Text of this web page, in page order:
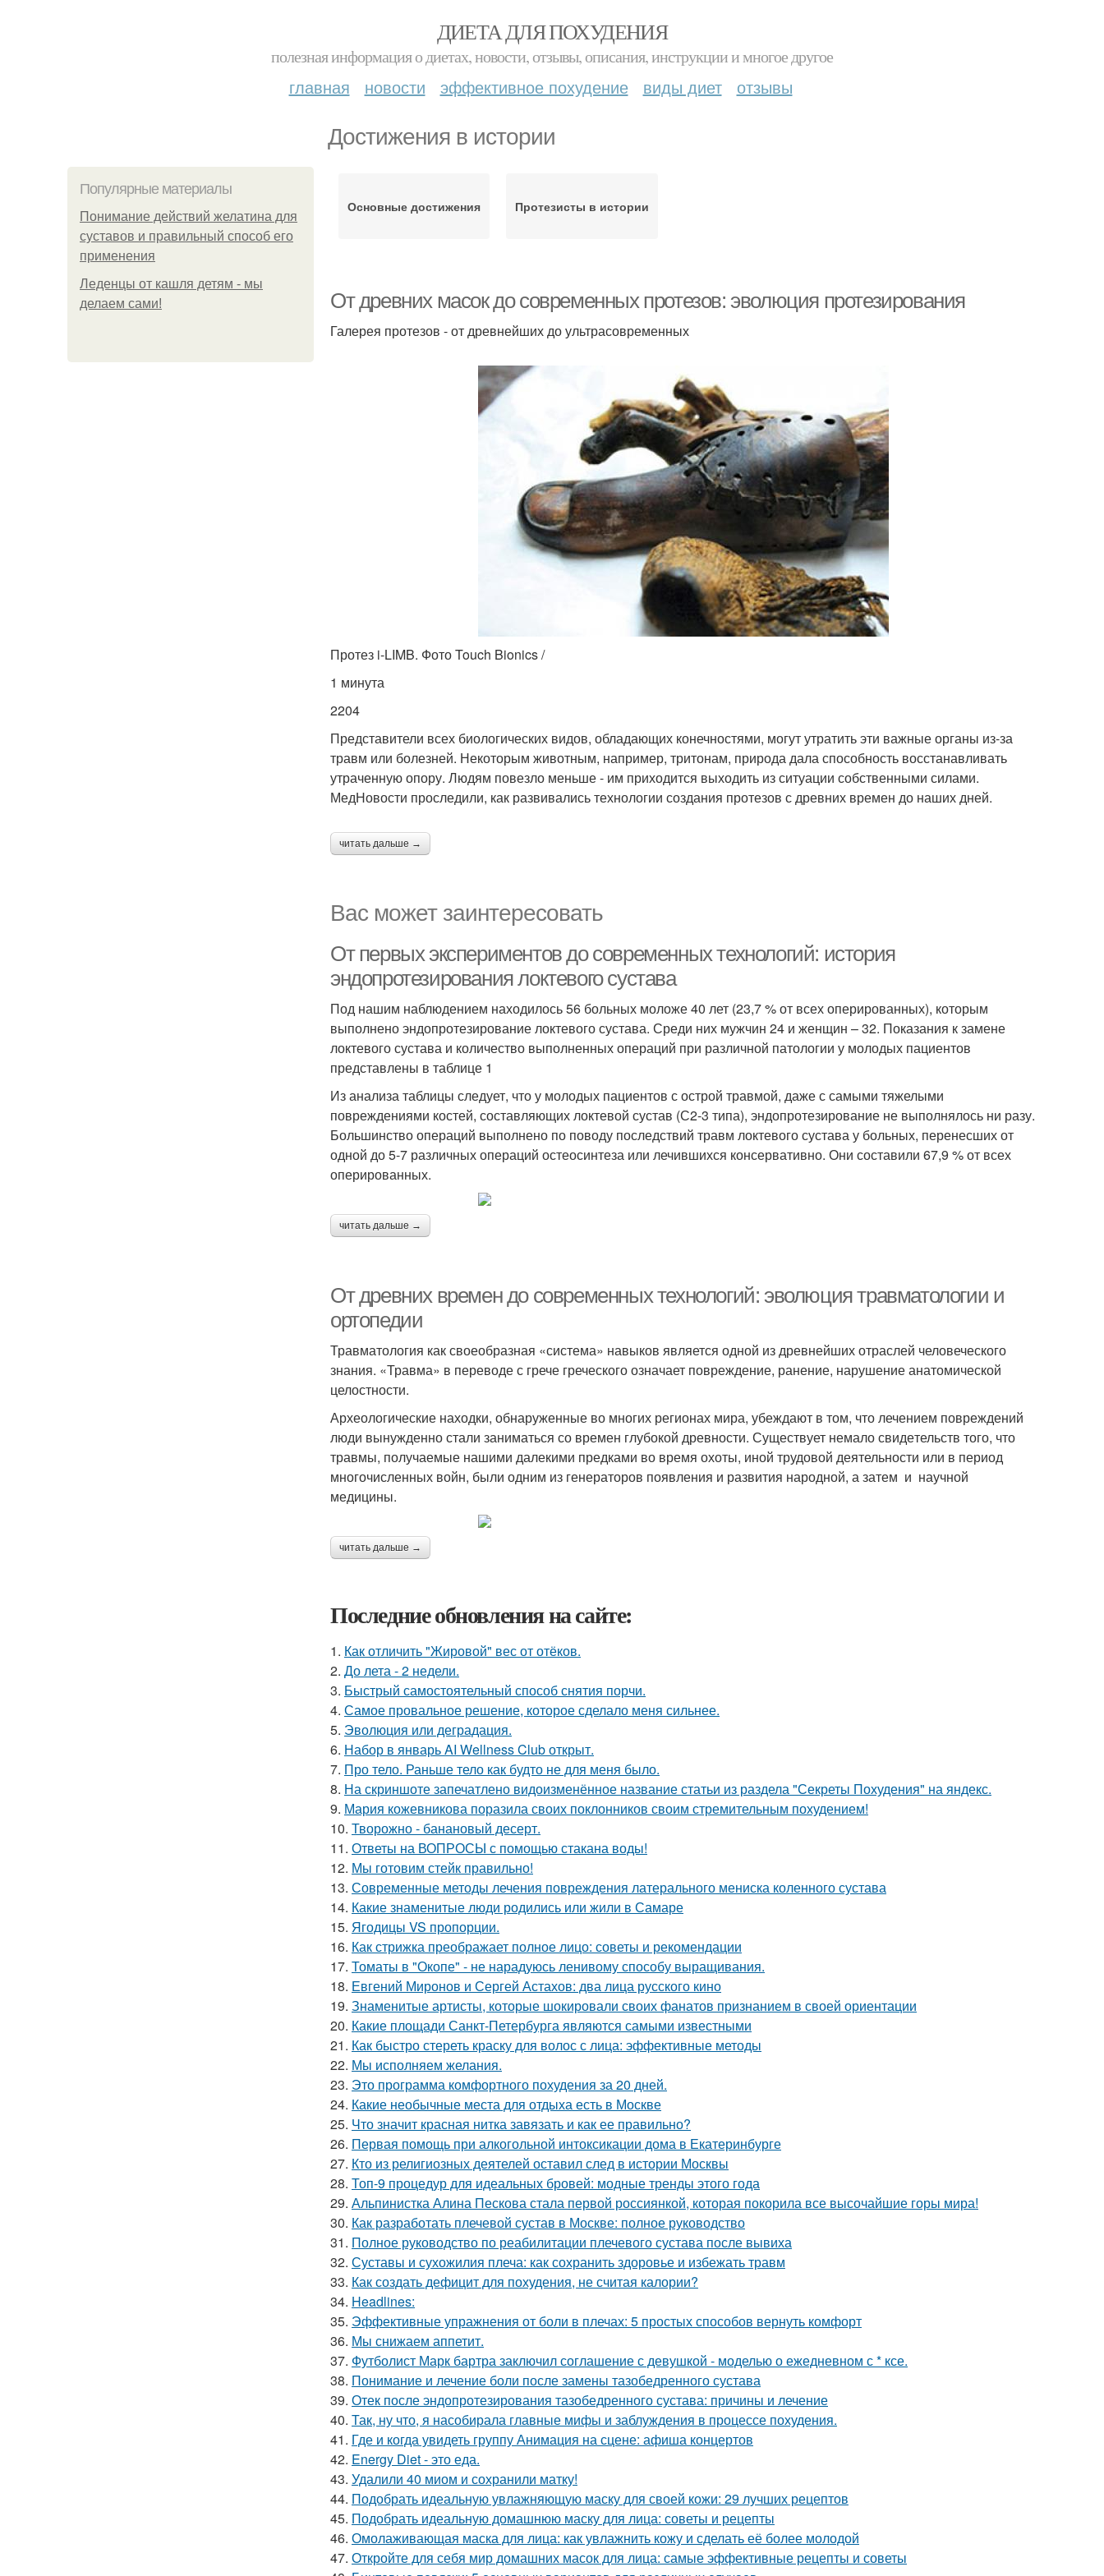
ДИЕТА ДЛЯ ПОХУДЕНИЯ
полезная информация о диетах, новости, отзывы, описания, инструкции и многое другое
главная новости эффективное похудение виды диет отзывы
Достижения в истории
Популярные материалы
Понимание действий желатина для
суставов и правильный способ его
применения
Леденцы от кашля детям - мы
делаем сами!
Основные достижения Протезисты в истории
От древних масок до современных протезов: эволюция протезирования
Галерея протезов - от древнейших до ультрасовременных
Протез i-LIMB. Фото Touch Bionics /
1 минута
2204
Представители всех биологических видов, обладающих конечностями, могут утратить эти важные органы из-за
травм или болезней. Некоторым животным, например, тритонам, природа дала способность восстанавливать
утраченную опору. Людям повезло меньше - им приходится выходить из ситуации собственными силами.
МедНовости проследили, как развивались технологии создания протезов с древних времен до наших дней.
читать дальше →
Вас может заинтересовать
От первых экспериментов до современных технологий: история
эндопротезирования локтевого сустава
Под нашим наблюдением находилось 56 больных моложе 40 лет (23,7 % от всех оперированных), которым
выполнено эндопротезирование локтевого сустава. Среди них мужчин 24 и женщин – 32. Показания к замене
локтевого сустава и количество выполненных операций при различной патологии у молодых пациентов
представлены в таблице 1
Из анализа таблицы следует, что у молодых пациентов с острой травмой, даже с самыми тяжелыми
повреждениями костей, составляющих локтевой сустав (С2-3 типа), эндопротезирование не выполнялось ни разу.
Большинство операций выполнено по поводу последствий травм локтевого сустава у больных, перенесших от
одной до 5-7 различных операций остеосинтеза или лечившихся консервативно. Они составили 67,9 % от всех
оперированных.
читать дальше →
От древних времен до современных технологий: эволюция травматологии и
ортопедии
Травматология как своеобразная «система» навыков является одной из древнейших отраслей человеческого
знания. «Травма» в переводе с грече грече­ского означает повреждение, ранение, нарушение анатомической
целостно­сти.
Археологические находки, обнаруженные во многих регионах мира, убеждают в том, что лечением повреждений
люди вынужденно стали заниматься со времен глубокой древности. Существует немало свиде­тельств того, что
травмы, получаемые нашими далекими предками во время охоты, иной трудовой деятельности или в период
многочислен­ных войн, были одним из генераторов появления и развития народной, а затем и научной
медицины.
читать дальше →
Последние обновления на сайте:
1. Как отличить "Жировой" вес от отёков.
2. До лета - 2 недели.
3. Быстрый самостоятельный способ снятия порчи.
4. Самое провальное решение, которое сделало меня сильнее.
5. Эволюция или деградация.
6. Набор в январь AI Wellness Club открыт.
7. Про тело. Раньше тело как будто не для меня было.
8. На скриншоте запечатлено видоизменённое название статьи из раздела "Секреты Похудения" на яндекс.
9. Мария кожевникова поразила своих поклонников своим стремительным похудением!
10. Творожно - банановый десерт.
11. Ответы на ВОПРОСЫ с помощью стакана воды!
12. Мы готовим стейк правильно!
13. Современные методы лечения повреждения латерального мениска коленного сустава
14. Какие знаменитые люди родились или жили в Самаре
15. Ягодицы VS пропорции.
16. Как стрижка преображает полное лицо: советы и рекомендации
17. Томаты в "Окопе" - не нарадуюсь ленивому способу выращивания.
18. Евгений Миронов и Сергей Астахов: два лица русского кино
19. Знаменитые артисты, которые шокировали своих фанатов признанием в своей ориентации
20. Какие площади Санкт-Петербурга являются самыми известными
21. Как быстро стереть краску для волос с лица: эффективные методы
22. Мы исполняем желания.
23. Это программа комфортного похудения за 20 дней.
24. Какие необычные места для отдыха есть в Москве
25. Что значит красная нитка завязать и как ее правильно?
26. Первая помощь при алкогольной интоксикации дома в Екатеринбурге
27. Кто из религиозных деятелей оставил след в истории Москвы
28. Топ-9 процедур для идеальных бровей: модные тренды этого года
29. Альпинистка Алина Пескова стала первой россиянкой, которая покорила все высочайшие горы мира!
30. Как разработать плечевой сустав в Москве: полное руководство
31. Полное руководство по реабилитации плечевого сустава после вывиха
32. Суставы и сухожилия плеча: как сохранить здоровье и избежать травм
33. Как создать дефицит для похудения, не считая калории?
34. Headlines:
35. Эффективные упражнения от боли в плечах: 5 простых способов вернуть комфорт
36. Мы снижаем аппетит.
37. Футболист Марк бартра заключил соглашение с девушкой - моделью о ежедневном с * ксе.
38. Понимание и лечение боли после замены тазобедренного сустава
39. Отек после эндопротезирования тазобедренного сустава: причины и лечение
40. Так, ну что, я насобирала главные мифы и заблуждения в процессе похудения.
41. Где и когда увидеть группу Анимация на сцене: афиша концертов
42. Energy Diet - это еда.
43. Удалили 40 миом и сохранили матку!
44. Подобрать идеальную увлажняющую маску для своей кожи: 29 лучших рецептов
45. Подобрать идеальную домашнюю маску для лица: советы и рецепты
46. Омолаживающая маска для лица: как увлажнить кожу и сделать её более молодой
47. Откройте для себя мир домашних масок для лица: самые эффективные рецепты и советы